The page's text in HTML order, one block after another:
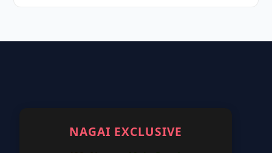
NAGAI EXCLUSIVE